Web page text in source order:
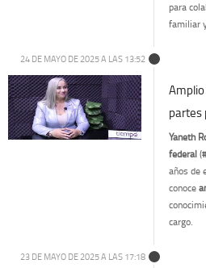
para
familiar
24 DE MAYO DE 2025 A LAS 13:52
partes
Yaneth
federal(
años de
conoce
cargo.
23 DE MAYO DE 2025 A LAS 17:18